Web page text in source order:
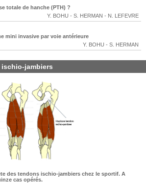
totale de hanche (PTH) ?
Y. BOHU - S. HERMAN - N. LEFEVRE
mini invasive par voie antérieure
Y. BOHU - S. HERMAN
jambiers
des tendons ischio-jambiers chez le sportif. A
cas opérés.